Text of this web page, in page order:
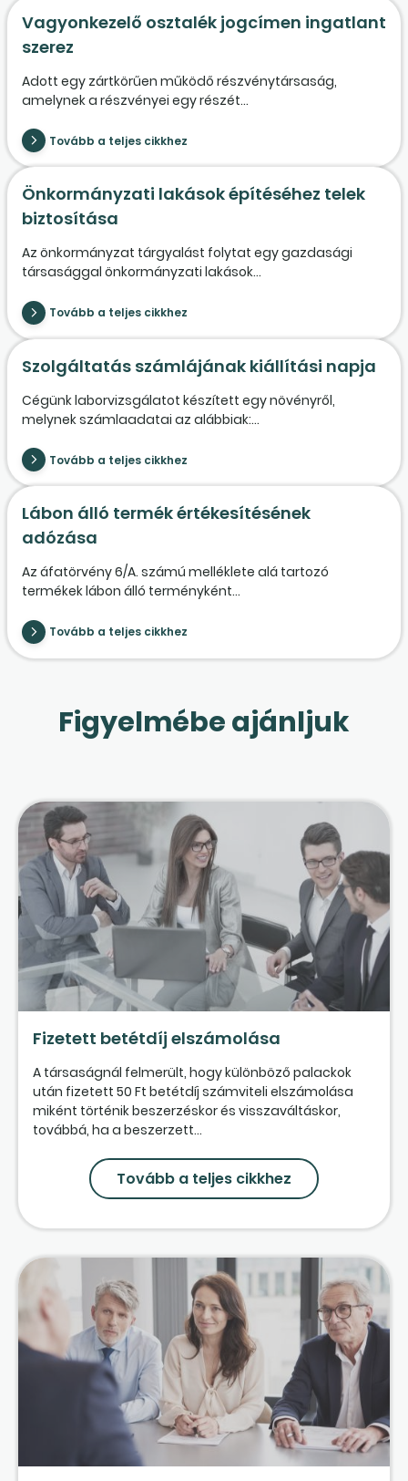
Vagyonkezelő osztalék jogcímen ingatlant
szerez
Adott egy zártkörűen működő részvénytársaság,
amelynek a részvényei egy részét...
Tovább a teljes cikkhez
Önkormányzati lakások építéséhez telek
biztosítása
Az önkormányzat tárgyalást folytat egy gazdasági
társasággal önkormányzati lakások...
Tovább a teljes cikkhez
Szolgáltatás számlájának kiállítási napja
Cégünk laborvizsgálatot készített egy növényről,
melynek számlaadatai az alábbiak:...
Tovább a teljes cikkhez
Lábon álló termék értékesítésének
adózása
Az áfatörvény 6/A. számú melléklete alá tartozó
termékek lábon álló terményként...
Tovább a teljes cikkhez
Figyelmébe ajánljuk
Fizetett betétdíj elszámolása
A társaságnál felmerült, hogy különböző palackok
után fizetett 50 Ft betétdíj számviteli elszámolása
miként történik beszerzéskor és visszaváltáskor,
továbbá, ha a beszerzett...
Tovább a teljes cikkhez